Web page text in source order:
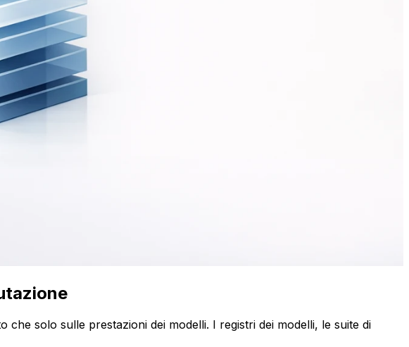
solo sulle prestazioni dei modelli. I registri dei modelli, le suite di